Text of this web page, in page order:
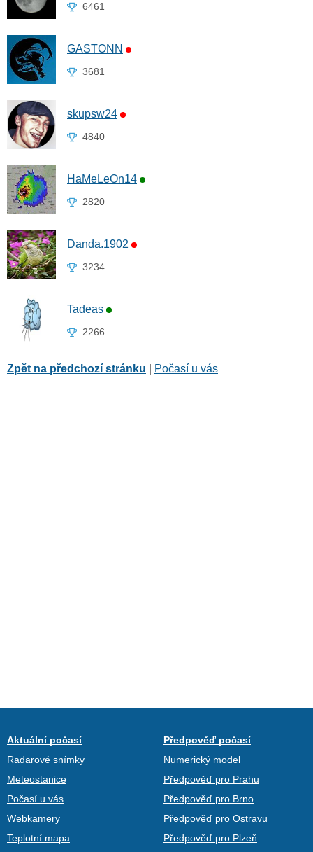
6461
GASTONN
3681
skupsw24
4840
HaMeLeOn14
2820
Danda.1902
3234
Tadeas
2266
Zpět na předchozí stránku Počasí u vás
Aktuální počasí
Radarové snímky
Meteostanice
Počasí u vás
Webkamery
Teplotní mapa
Předpověď počasí
Numerický model
Předpověď pro Prahu
Předpověď pro Brno
Předpověď pro Ostravu
Předpověď pro Plzeň